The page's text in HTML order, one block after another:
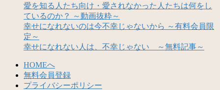
愛を知る人たち向け・愛されなかった人たちは何をし
ているのか？ ～動画抜粋～
幸せになれないのは今不幸じゃないから ～有料会員限
定～
幸せになれない人は、不幸じゃない ～無料記事～
HOMEへ
無料会員登録
プライバシーポリシー